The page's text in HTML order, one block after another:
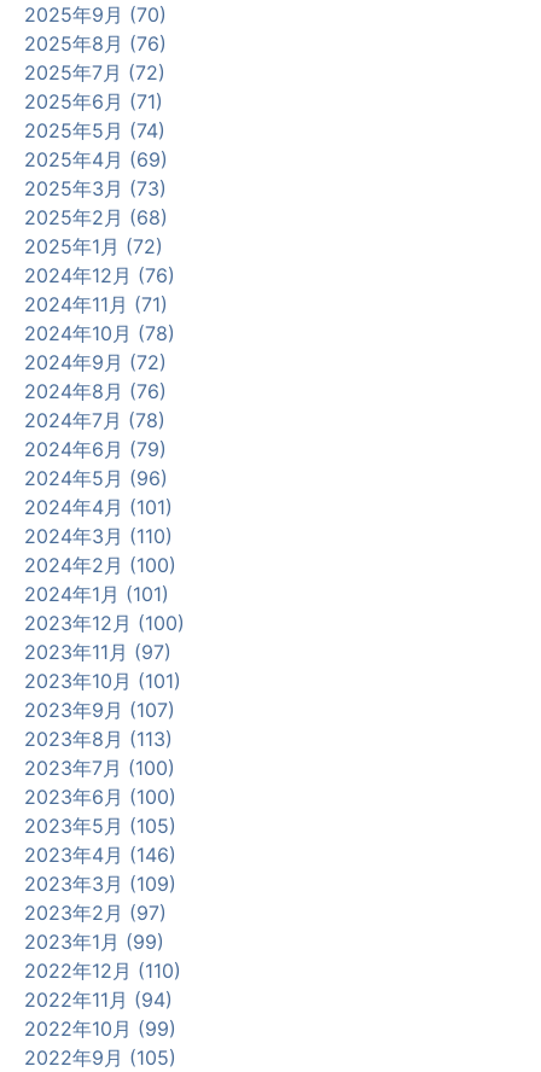
2025年9月 (70)
2025年8月 (76)
2025年7月 (72)
2025年6月 (71)
2025年5月 (74)
2025年4月 (69)
2025年3月 (73)
2025年2月 (68)
2025年1月 (72)
2024年12月 (76)
2024年11月 (71)
2024年10月 (78)
2024年9月 (72)
2024年8月 (76)
2024年7月 (78)
2024年6月 (79)
2024年5月 (96)
2024年4月 (101)
2024年3月 (110)
2024年2月 (100)
2024年1月 (101)
2023年12月 (100)
2023年11月 (97)
2023年10月 (101)
2023年9月 (107)
2023年8月 (113)
2023年7月 (100)
2023年6月 (100)
2023年5月 (105)
2023年4月 (146)
2023年3月 (109)
2023年2月 (97)
2023年1月 (99)
2022年12月 (110)
2022年11月 (94)
2022年10月 (99)
2022年9月 (105)